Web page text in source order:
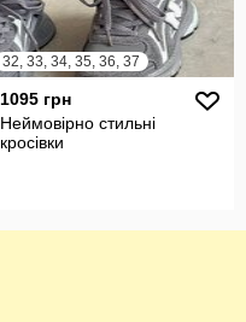
32, 33, 34, 35, 36, 37
1095 грн
Неймовірно стильні
кросівки